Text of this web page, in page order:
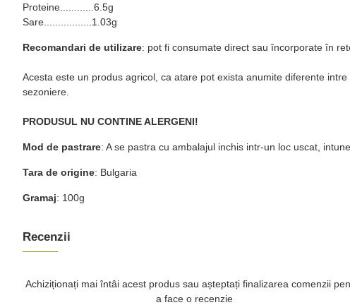
Proteine............6.5g
Sare.................1.03g
Recomandari de utilizare: pot fi consumate direct sau încorporate în
Acesta este un produs agricol, ca atare pot exista anumite diferente
sezoniere.
PRODUSUL NU CONTINE ALERGENI!
Mod de pastrare: A se pastra cu ambalajul inchis intr-un loc uscat,
Tara de origine: Bulgaria
Gramaj: 100g
Recenzii
Achiziționați mai întâi acest produs sau așteptați finalizarea comenzii
a face o recenzie